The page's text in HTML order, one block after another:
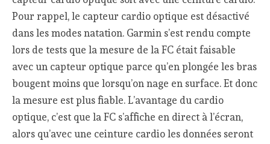
Pour rappel, le capteur cardio optique est désactivé
dans les modes natation. Garmin s’est rendu compte
lors de tests que la mesure de la FC était faisable
avec un capteur optique parce qu’en plongée les bras
bougent moins que lorsqu’on nage en surface. Et donc
la mesure est plus fiable. L’avantage du cardio
optique, c’est que la FC s’affiche en direct à l’écran,
alors qu’avec une ceinture cardio les données seront